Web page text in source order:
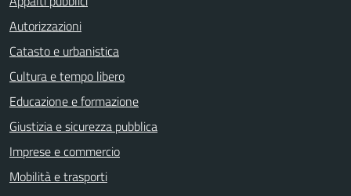
Autorizzazioni
Catasto e urbanistica
Cultura e tempo libero
Educazione e formazione
Giustizia e sicurezza pubblica
Imprese e commercio
Mobilità e trasporti